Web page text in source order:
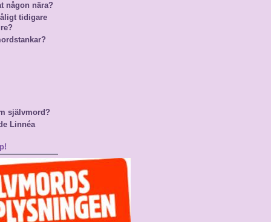
någon nära?
tidigare
självmord?
Linnéa